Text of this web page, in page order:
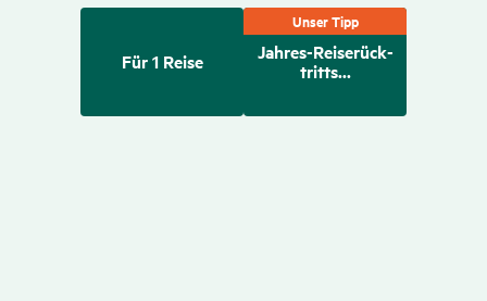
Für 1 Reise
Unser Tipp
Jahres-Reise­rück­
tritts...